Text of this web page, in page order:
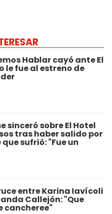
Hablar cayó ante El
le fue al estreno de
sinceró sobre El Hotel
tras haber salido por
sufrió: "Fue un
entre Karina Iavícoli
Callejón: "Que
cancheree"